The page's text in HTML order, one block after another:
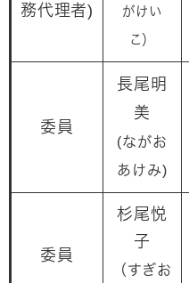
務代理者)
がけい
こ）
委員
長尾明
美
(ながお
あけみ)
委員
杉尾悦
子​
（すぎお